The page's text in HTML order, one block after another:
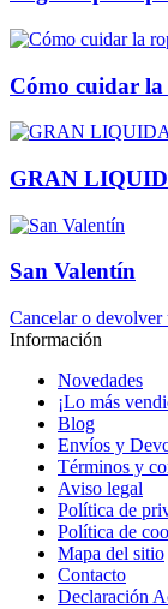
Cómo cuidar
GRAN
San Valentín
Cancelar o devolver
Información
Novedades
¡Lo más
Blog
Envíos y
Términos y
Aviso legal
Política de
Política de
Mapa del sitio
Contacto
Declaración